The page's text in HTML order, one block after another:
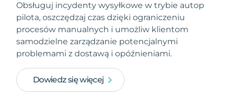
Obsługuj incydenty wysyłkowe w trybie autop
pilota, oszczędzaj czas dzięki ograniczeniu
procesów manualnych i umożliw klientom
samodzielne zarządzanie potencjalnymi
problemami z dostawą i opóźnieniami.
Dowiedz się więcej